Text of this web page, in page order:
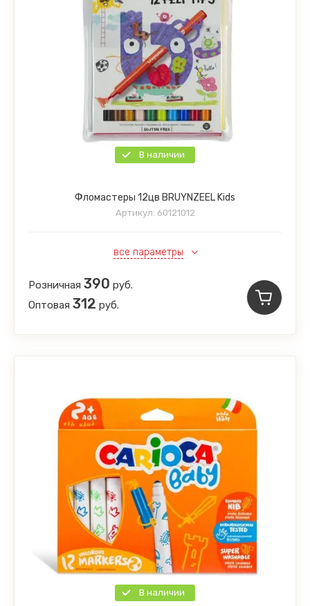
В наличии
Фломастеры 12цв BRUYNZEEL Kids
Артикул: 60121012
все параметры
Розничная 390 руб.
Оптовая 312 руб.
В наличии